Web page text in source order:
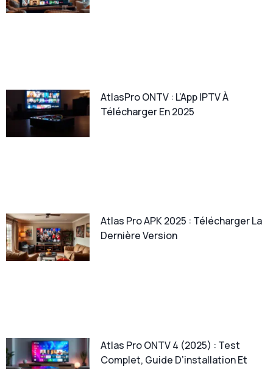
AtlasPro ONTV : L’App IPTV À
Télécharger En 2025
Atlas Pro APK 2025 : Télécharger La
Dernière Version
Atlas Pro ONTV 4 (2025) : Test
Complet, Guide D’installation Et